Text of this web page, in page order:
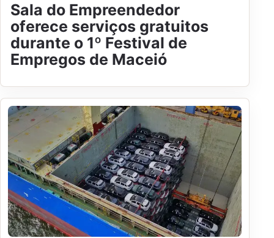
Sala do Empreendedor
oferece serviços gratuitos
durante o 1º Festival de
Empregos de Maceió